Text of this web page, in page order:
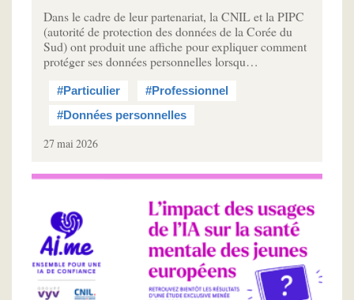
Dans le cadre de leur partenariat, la CNIL et la PIPC
(autorité de protection des données de la Corée du
Sud) ont produit une affiche pour expliquer comment
protéger ses données personnelles lorsqu…
#Particulier
#Professionnel
#Données personnelles
27 mai 2026